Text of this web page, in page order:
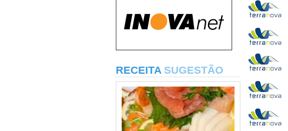
RECEITA SUGESTÃO